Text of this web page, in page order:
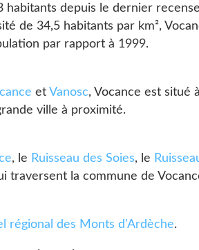
habitants depuis le dernier
de 34,5 habitants par km²,
par rapport à 1999.
et Vanosc, Vocance est situé
ville à proximité.
, le Ruisseau des Soies, le
traversent la commune de
régional des Monts d'Ardèche.